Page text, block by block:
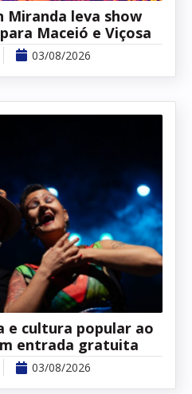
Miranda leva show
Maceió e Viçosa
03/08/2026
e cultura popular ao
entrada gratuita
03/08/2026